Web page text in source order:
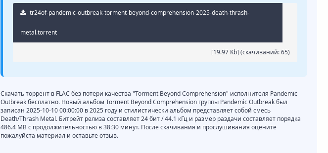
tr24of-pandemic-outbreak-torment-beyond-comprehension-2025-death-thrash-
metal.torrent
[19.97 Kb] (cкачиваний: 65)
Скачать торрент в FLAC без потери качества "Torment Beyond Comprehension" исполнителя Pandemic
Outbreak бесплатно. Новый альбом Torment Beyond Comprehension группы Pandemic Outbreak был
записан 2025-10-10 00:00:00 в 2025 году и стилистически альбом представляет собой смесь
Death/Thrash Metal. Битрейт релиза составляет 24 бит / 44.1 кГц и размер раздачи составляет порядка
486.4 MB с продолжительностью в 38:30 минут. После скачивания и прослушивания оцените
пожалуйста материал и оставьте отзыв.